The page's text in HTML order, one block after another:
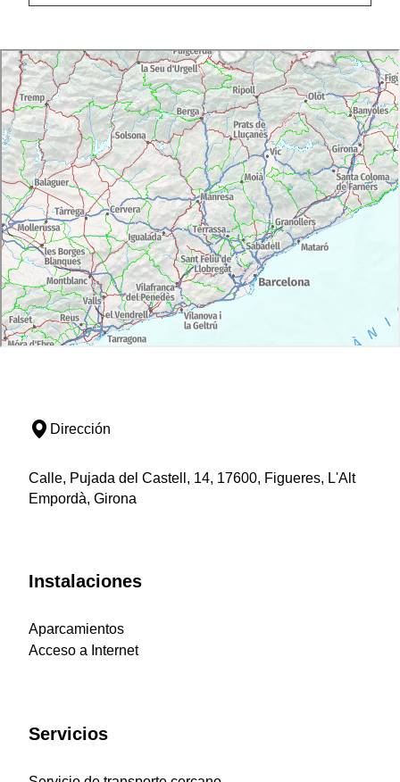
Dirección
Calle, Pujada del Castell, 14, 17600, Figueres, L'Alt
Empordà, Girona
Instalaciones
Aparcamientos
Acceso a Internet
Servicios